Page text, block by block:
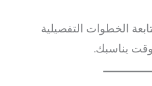
الخطوات التفصيلية
يناسبك.